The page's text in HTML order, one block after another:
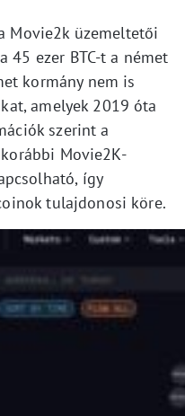
Movie2k üzemeltetői
45 ezer BTC-t a német
kormány nem is
amelyek 2019 óta
szerint a
Movie2K-
így
tulajdonosi köre.